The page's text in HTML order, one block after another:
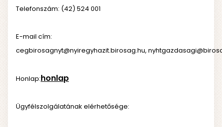
Telefonszám: (42) 524 001
E-mail cím:
cegbirosagnyt@nyiregyhazit.birosag.hu,
Honlap:honlap
Ügyfélszolgálatának elérhetősége: